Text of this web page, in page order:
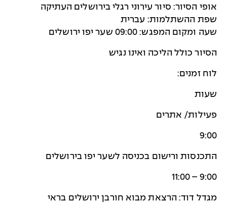
אופי הסיור: סיור עירוני רגלי בירושלים העתיקה
שפת ההשתלמות: עברית
שעה ומקום המפגש: 09:00 שער יפו ירושלים
הסיור כולל הליכה ואינו נגיש
לוח זמנים:
שעות
פעילות/ אתרים
9:00
התכנסות ורישום בכניסה לשער יפו בירושלים
9:00 – 11:00
מגדל דוד: הרצאת מבוא חורבן ירושלים בראי